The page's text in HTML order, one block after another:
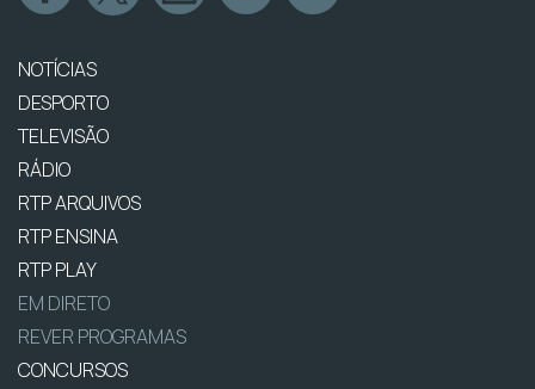
NOTÍCIAS
DESPORTO
TELEVISÃO
RÁDIO
RTP ARQUIVOS
RTP ENSINA
RTP PLAY
EM DIRETO
REVER PROGRAMAS
CONCURSOS